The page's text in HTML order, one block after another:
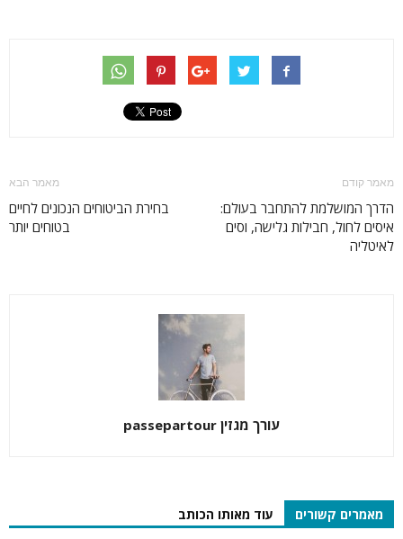
מאמר קודם
הדרך המושלמת להתחבר בעולם:
איסים לחול, חבילות גלישה, וסים
לאיטליה
מאמר הבא
בחירת הביטוחים הנכונים לחיים
בטוחים יותר
עורך מגזין passepartour
מאמרים קשורים עוד מאותו הכותב